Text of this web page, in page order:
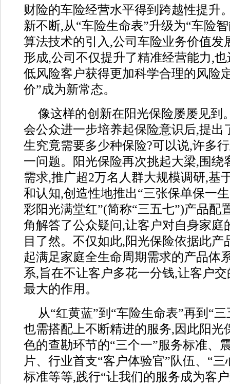
财险的车险经营水平得到跨越性提升
新不断,从“车险生命表”升级为“车险
算法技术的引入,公司车险业务价值发
形成,公司不仅提升了精准经营能力,
低风险客户获得更加科学合理的风险
价”成为新常态。
像这样的创新在阳光保险屡屡见到
会公众进一步培养起保险意识后,提出
生究竟需要多少种保险?可以说,许多
一问题。阳光保险再次挑起大梁,围绕
需求,推广超2万名人群大规模调研,基
和认知,创造性地推出“三张保单保一
彩阳光满堂红”(简称“三五七”)产品配
角解答了公众疑问,让客户对自身家庭
目了然。不仅如此,阳光保险依据此产
起满足家庭全生命周期需求的产品体
系,旨在不让客户多花一分钱,让客户
最大的作用。
从“红黄蓝”到“车险生命表”再到“
也需搭配上不断精进的服务,因此阳光
色的查勘环节的“三个一”服务标准、
片、行业首支“客户体验官”队伍、“
标准等等,践行“让我们的服务成为客